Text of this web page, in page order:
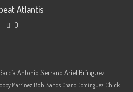
Atlantis
0
Antonio Serrano Ariel Brínguez
Martínez Bob Sands Chano Domínguez Chick